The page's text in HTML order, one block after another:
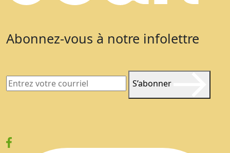
Abonnez-vous à notre infolettre
S’abonner